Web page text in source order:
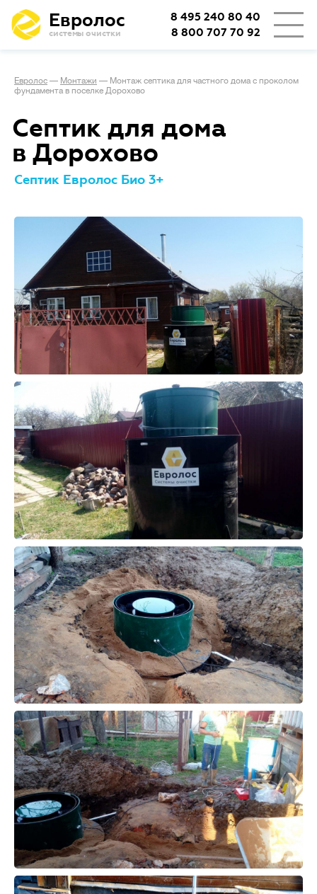
Евролос
системы очистки
8 495 240 80 40
8 800 707 70 92
Евролос — Монтажи — Монтаж септика для частного дома с проколом
фундамента в поселке Дорохово
Септик для дома
в Дорохово
Септик Евролос Био 3+